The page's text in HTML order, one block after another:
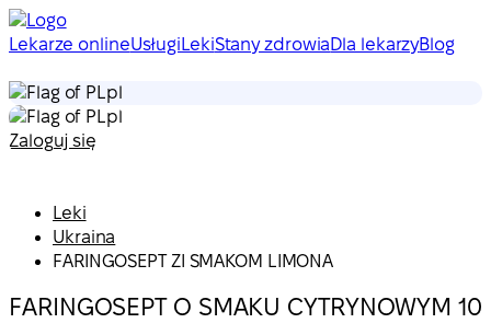
Lekarze onlineUsługi LekiStany zdrowiaDla lekarzyBlog
pl
pl
Zaloguj się
Leki
Ukraina
FARINGOSEPT ZI SMAKOM LIMONA
FARINGOSEPT O SMAKU CYTRYNOWYM 10